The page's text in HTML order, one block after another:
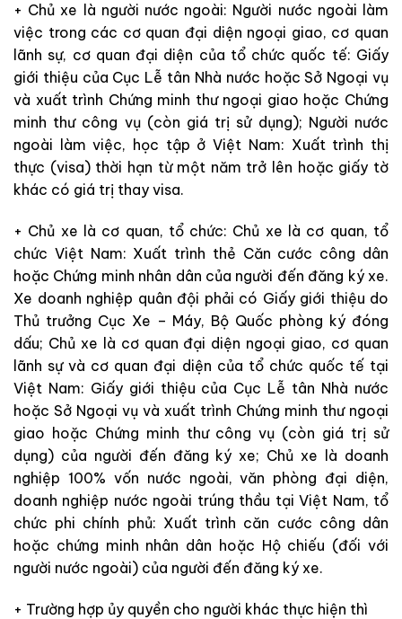
+ Chủ xe là người nước ngoài: Người nước ngoài làm
việc trong các cơ quan đại diện ngoại giao, cơ quan
lãnh sự, cơ quan đại diện của tổ chức quốc tế: Giấy
giới thiệu của Cục Lễ tân Nhà nước hoặc Sở Ngoại vụ
và xuất trình Chứng minh thư ngoại giao hoặc Chứng
minh thư công vụ (còn giá trị sử dụng); Người nước
ngoài làm việc, học tập ở Việt Nam: Xuất trình thị
thực (visa) thời hạn từ một năm trở lên hoặc giấy tờ
khác có giá trị thay visa.
+ Chủ xe là cơ quan, tổ chức: Chủ xe là cơ quan, tổ
chức Việt Nam: Xuất trình thẻ Căn cước công dân
hoặc Chứng minh nhân dân của người đến đăng ký xe.
Xe doanh nghiệp quân đội phải có Giấy giới thiệu do
Thủ trưởng Cục Xe – Máy, Bộ Quốc phòng ký đóng
dấu; Chủ xe là cơ quan đại diện ngoại giao, cơ quan
lãnh sự và cơ quan đại diện của tổ chức quốc tế tại
Việt Nam: Giấy giới thiệu của Cục Lễ tân Nhà nước
hoặc Sở Ngoại vụ và xuất trình Chứng minh thư ngoại
giao hoặc Chứng minh thư công vụ (còn giá trị sử
dụng) của người đến đăng ký xe; Chủ xe là doanh
nghiệp 100% vốn nước ngoài, văn phòng đại diện,
doanh nghiệp nước ngoài trúng thầu tại Việt Nam, tổ
chức phi chính phủ: Xuất trình căn cước công dân
hoặc chứng minh nhân dân hoặc Hộ chiếu (đối với
người nước ngoài) của người đến đăng ký xe.
+ Trường hợp ủy quyền cho người khác thực hiện thì